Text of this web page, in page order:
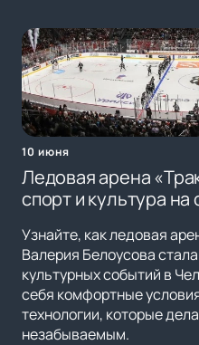
10 июня
Ледовая арена
спорт и культура
Узнайте, как ледовая
Валерия Белоусова
культурных событий в
себя комфортные
технологии, которые
незабываемым.